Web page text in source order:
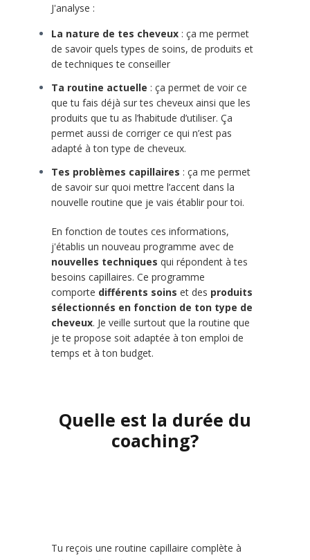
J'analyse :
La nature de tes cheveux : ça me permet
de savoir quels types de soins, de produits et
de techniques te conseiller
Ta routine actuelle : ça permet de voir ce
que tu fais déjà sur tes cheveux ainsi que les
produits que tu as l’habitude d’utiliser. Ça
permet aussi de corriger ce qui n’est pas
adapté à ton type de cheveux.
Tes problèmes capillaires : ça me permet
de savoir sur quoi mettre l’accent dans la
nouvelle routine que je vais établir pour toi.
En fonction de toutes ces informations,
j'établis un nouveau programme avec de
nouvelles techniques qui répondent à tes
besoins capillaires. Ce programme
comporte différents soins et des produits
sélectionnés en fonction de ton type de
cheveux. Je veille surtout que la routine que
je te propose soit adaptée à ton emploi de
temps et à ton budget.
Quelle est la durée du
coaching?
Tu reçois une routine capillaire complète à